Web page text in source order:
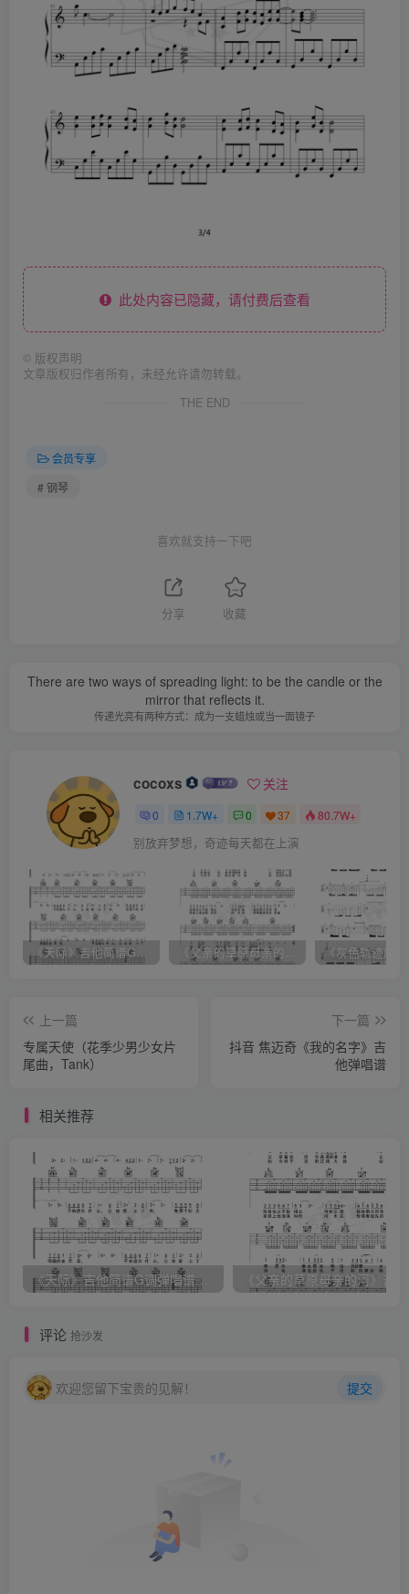
此处内容已隐藏，请付费后查看
© 版权声明
文章版权归作者所有，未经允许请勿转载。
THE END
会员专享
# 钢琴
喜欢就支持一下吧
分享 收藏
There are two ways of spreading light: to be the candle or the
mirror that reflects it.
传递光亮有两种方式：成为一支蜡烛或当一面镜子
cocoxs 关注
0 1.7W+ 0 37 80.7W+
别放弃梦想，奇迹每天都在上演
《天际》吉他简谱G调弹唱谱（姜玉阳） 《父亲的草原母亲的河》吉他简谱C调弹唱谱（腾格尔）
上一篇
专属天使（花季少男少女片
尾曲，Tank）
下一篇
抖音 焦迈奇《我的名字》吉
他弹唱谱
相关推荐
《天际》吉他简谱G调弹唱谱（姜玉阳）
评论 抢沙发
欢迎您留下宝贵的见解！ 提交